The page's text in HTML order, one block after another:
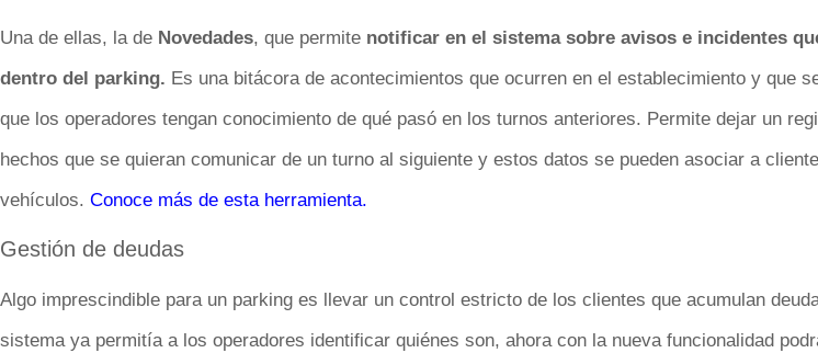
Una de ellas, la de Novedades, que permite notificar en el sistema sobre avisos e incidentes
dentro del parking. Es una bitácora de acontecimientos que ocurren en el establecimiento y que
que los operadores tengan conocimiento de qué pasó en los turnos anteriores. Permite dejar un
hechos que se quieran comunicar de un turno al siguiente y estos datos se pueden asociar a
vehículos. Conoce más de esta herramienta.
Gestión de deudas
Algo imprescindible para un parking es llevar un control estricto de los clientes que acumulan
sistema ya permitía a los operadores identificar quiénes son, ahora con la nueva funcionalidad